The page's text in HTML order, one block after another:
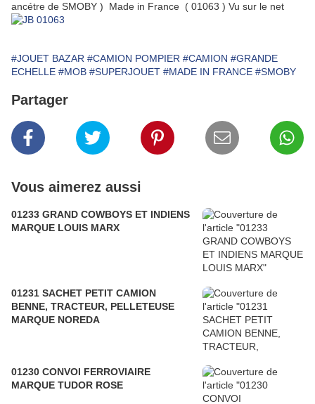
ancétre de SMOBY ) Made in France ( 01063 ) Vu sur le net
#JOUET BAZAR #CAMION POMPIER #CAMION #GRANDE
ECHELLE #MOB #SUPERJOUET #MADE IN FRANCE #SMOBY
Partager
Vous aimerez aussi
01233 GRAND COWBOYS ET INDIENS
MARQUE LOUIS MARX
01231 SACHET PETIT CAMION
BENNE, TRACTEUR, PELLETEUSE
MARQUE NOREDA
01230 CONVOI FERROVIAIRE
MARQUE TUDOR ROSE